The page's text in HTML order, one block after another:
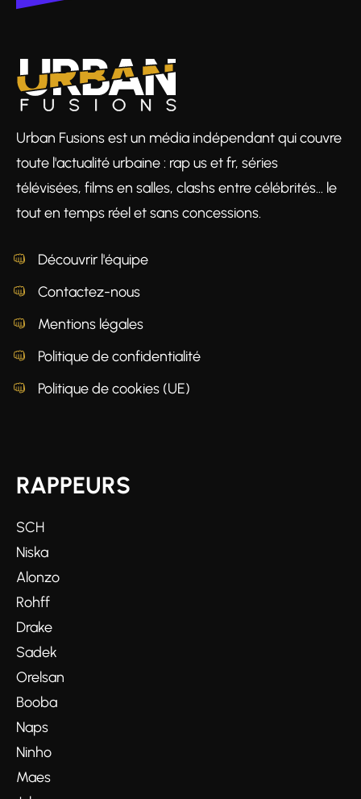
Urban Fusions est un média indépendant qui couvre
toute l'actualité urbaine : rap us et fr, séries
télévisées, films en salles, clashs entre célébrités… le
tout en temps réel et sans concessions.
Découvrir l'équipe
Contactez-nous
Mentions légales
Politique de confidentialité
Politique de cookies (UE)
RAPPEURS
SCH
Niska
Alonzo
Rohff
Drake
Sadek
Orelsan
Booba
Naps
Ninho
Maes